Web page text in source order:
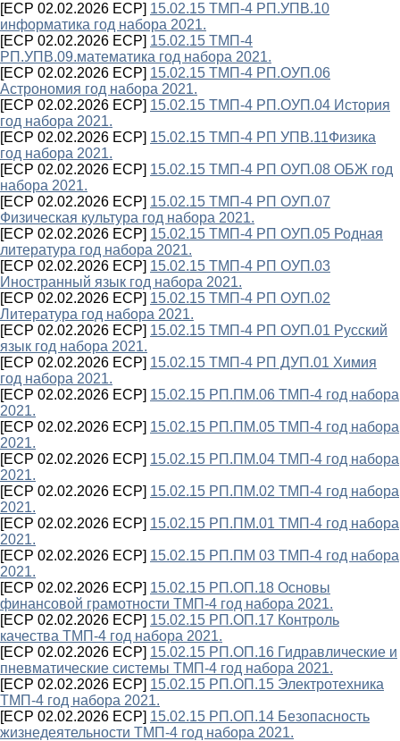
[ECP 02.02.2026 ECP] 15.02.15 ТМП-4 РП.УПВ.10
информатика год набора 2021.
[ECP 02.02.2026 ECP] 15.02.15 ТМП-4
РП.УПВ.09.математика год набора 2021.
[ECP 02.02.2026 ECP] 15.02.15 ТМП-4 РП.ОУП.06
Астрономия год набора 2021.
[ECP 02.02.2026 ECP] 15.02.15 ТМП-4 РП.ОУП.04 История
год набора 2021.
[ECP 02.02.2026 ECP] 15.02.15 ТМП-4 РП УПВ.11Физика
год набора 2021.
[ECP 02.02.2026 ECP] 15.02.15 ТМП-4 РП ОУП.08 ОБЖ год
набора 2021.
[ECP 02.02.2026 ECP] 15.02.15 ТМП-4 РП ОУП.07
Физическая культура год набора 2021.
[ECP 02.02.2026 ECP] 15.02.15 ТМП-4 РП ОУП.05 Родная
литература год набора 2021.
[ECP 02.02.2026 ECP] 15.02.15 ТМП-4 РП ОУП.03
Иностранный язык год набора 2021.
[ECP 02.02.2026 ECP] 15.02.15 ТМП-4 РП ОУП.02
Литература год набора 2021.
[ECP 02.02.2026 ECP] 15.02.15 ТМП-4 РП ОУП.01 Русский
язык год набора 2021.
[ECP 02.02.2026 ECP] 15.02.15 ТМП-4 РП ДУП.01 Химия
год набора 2021.
[ECP 02.02.2026 ECP] 15.02.15 РП.ПМ.06 ТМП-4 год набора
2021.
[ECP 02.02.2026 ECP] 15.02.15 РП.ПМ.05 ТМП-4 год набора
2021.
[ECP 02.02.2026 ECP] 15.02.15 РП.ПМ.04 ТМП-4 год набора
2021.
[ECP 02.02.2026 ECP] 15.02.15 РП.ПМ.02 ТМП-4 год набора
2021.
[ECP 02.02.2026 ECP] 15.02.15 РП.ПМ.01 ТМП-4 год набора
2021.
[ECP 02.02.2026 ECP] 15.02.15 РП.ПМ 03 ТМП-4 год набора
2021.
[ECP 02.02.2026 ECP] 15.02.15 РП.ОП.18 Основы
финансовой грамотности ТМП-4 год набора 2021.
[ECP 02.02.2026 ECP] 15.02.15 РП.ОП.17 Контроль
качества ТМП-4 год набора 2021.
[ECP 02.02.2026 ECP] 15.02.15 РП.ОП.16 Гидравлические и
пневматические системы ТМП-4 год набора 2021.
[ECP 02.02.2026 ECP] 15.02.15 РП.ОП.15 Электротехника
ТМП-4 год набора 2021.
[ECP 02.02.2026 ECP] 15.02.15 РП.ОП.14 Безопасность
жизнедеятельности ТМП-4 год набора 2021.